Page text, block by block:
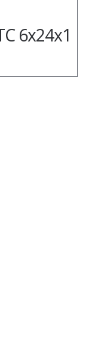
6x24x1